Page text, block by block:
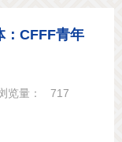
：CFFF青年
览量： 717